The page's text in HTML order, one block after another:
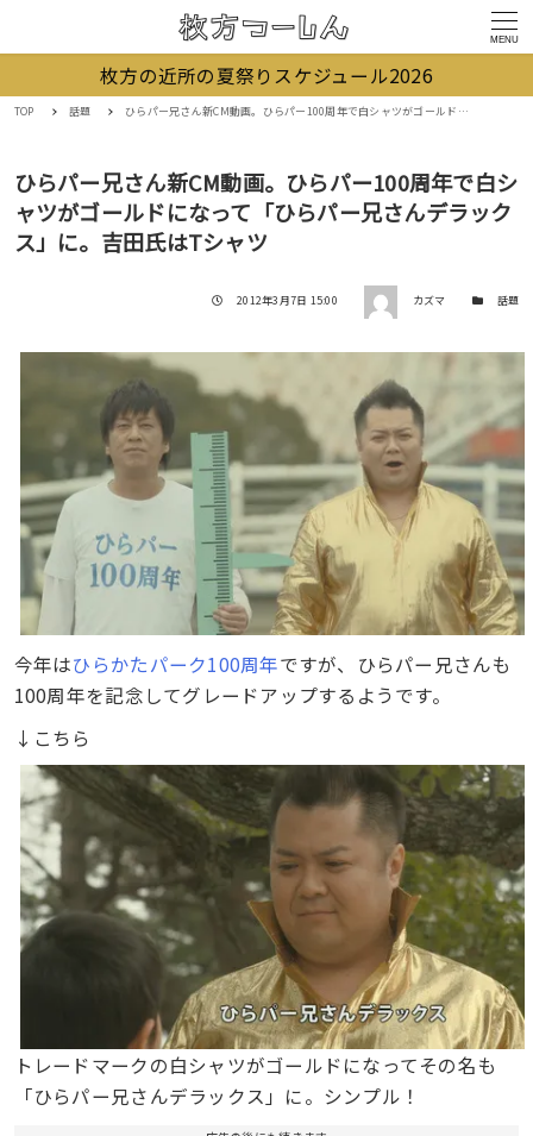
MENU
枚方の近所の夏祭りスケジュール2026
TOP 話題 ひらパー兄さん新CM動画。ひらパー100周年で白シャツがゴールドになって「ひらパー兄さんデラックス」に。吉田氏はTシャツ
ひらパー兄さん新CM動画。ひらパー100周年で白シ
ャツがゴールドになって「ひらパー兄さんデラック
ス」に。吉田氏はTシャツ
投稿日
2012年3月7日 15:00 著者 カズマ カテゴリー
話題
今年はひらかたパーク100周年ですが、ひらパー兄さんも
100周年を記念してグレードアップするようです。
↓こちら
トレードマークの白シャツがゴールドになってその名も
「ひらパー兄さんデラックス」に。シンプル！